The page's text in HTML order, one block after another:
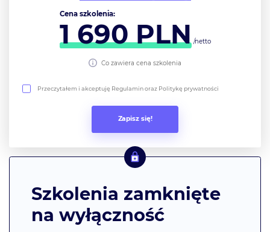
Cena szkolenia:
1 690PLN/netto
Co zawiera cena szkolenia
Przeczytałem i akceptuję Regulamin oraz Politykę prywatności
Szkolenia zamknięte
na wyłączność